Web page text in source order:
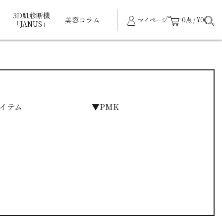
3D肌診断機
「JANUS」
美容コラム マイページ 0点 / ¥0
テム ▼PMK